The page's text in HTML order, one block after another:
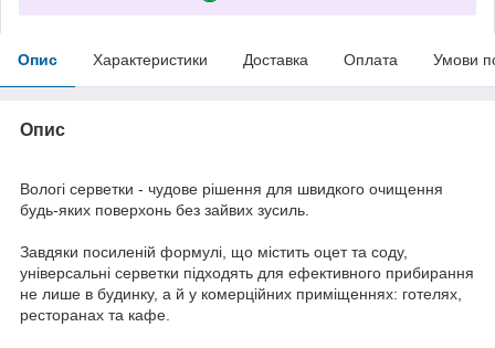
Опис Характеристики Доставка Оплата Умови
Опис
Вологі серветки - чудове рішення для швидкого очищення
будь-яких поверхонь без зайвих зусиль.
Завдяки посиленій формулі, що містить оцет та соду,
універсальні серветки підходять для ефективного прибирання
не лише в будинку, а й у комерційних приміщеннях: готелях,
ресторанах та кафе.